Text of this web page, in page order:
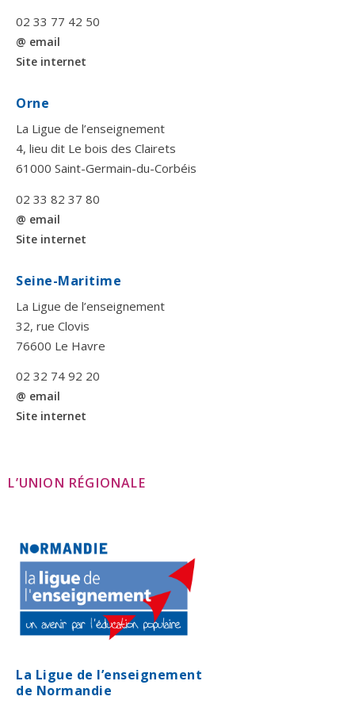
02 33 77 42 50
@ email
Site internet
Orne
La Ligue de l’enseignement
4, lieu dit Le bois des Clairets
61000 Saint-Germain-du-Corbéis
02 33 82 37 80
@ email
Site internet
Seine-Maritime
La Ligue de l’enseignement
32, rue Clovis
76600 Le Havre
02 32 74 92 20
@ email
Site internet
L’UNION RÉGIONALE
La Ligue de l’enseignement
de Normandie